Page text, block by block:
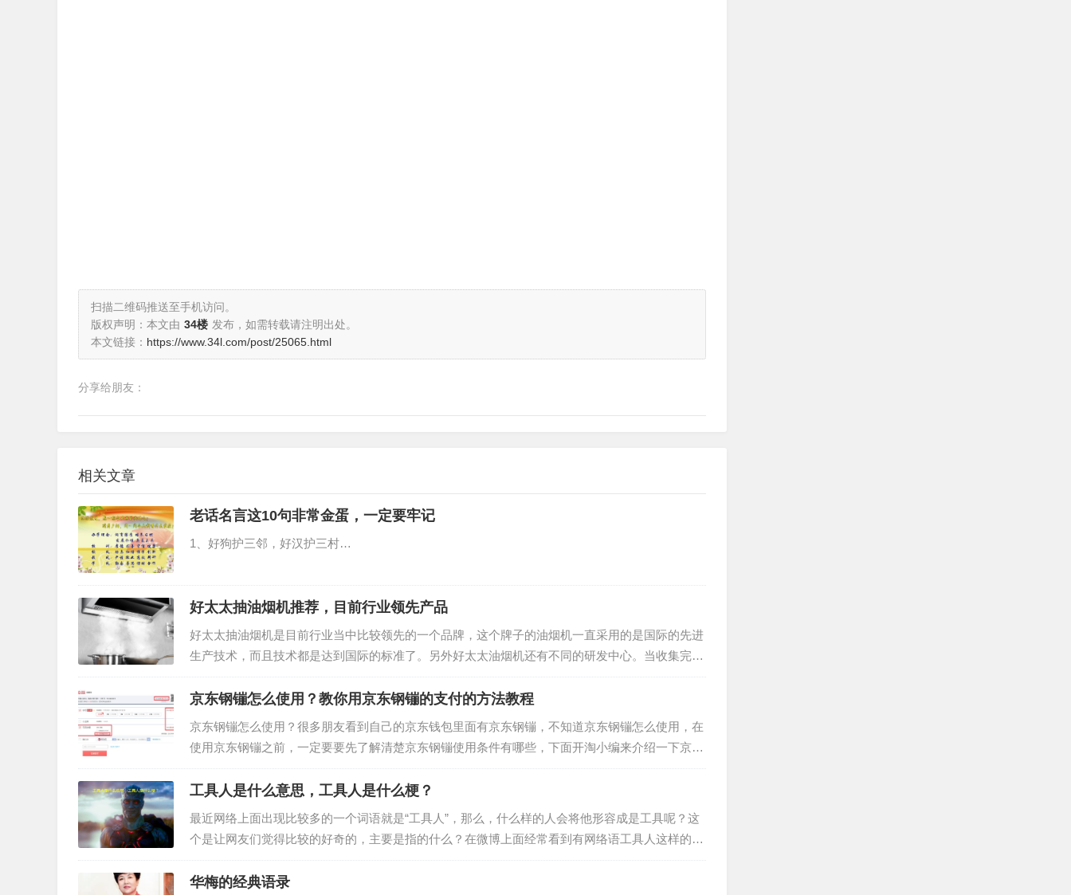
扫描二维码推送至手机访问。
版权声明：本文由 34楼 发布，如需转载请注明出处。
本文链接： https://www.34l.com/post/25065.html
分享给朋友：
相关文章
老话名言这10句非常金蛋，一定要牢记
1、好狗护三邻，好汉护三村…
好太太抽油烟机推荐，目前行业领先产品
好太太抽油烟机是目前行业当中比较领先的一个品牌，这个牌子的油烟机一直采用的是国际的先进
生产技术，而且技术都是达到国际的标准了。另外好太太油烟机还有不同的研发中心。当收集完消
费者的意见以后，好太太油烟机的研发中心就开始进行研发，生产出合乎消费…
​京东钢镚怎么使用？教你用京东钢镚的支付的方法教程
京东钢镚怎么使用？很多朋友看到自己的京东钱包里面有京东钢镚，不知道京东钢镚怎么使用，在
使用京东钢镚之前，一定要要先了解清楚京东钢镚使用条件有哪些，下面开淘小编来介绍一下京东
钢镚怎么使用？如何用你的京东钢镚支付购买商品的方法教程分享。…
工具人是什么意思，工具人是什么梗？
最近网络上面出现比较多的一个词语就是“工具人”，那么，什么样的人会将他形容成是工具呢？这
个是让网友们觉得比较的好奇的，主要是指的什么？在微博上面经常看到有网络语工具人这样的表
达，所以引起了很多网友的关注，想要了解这个词语，那么工具人是什么意…
华梅的经典语录